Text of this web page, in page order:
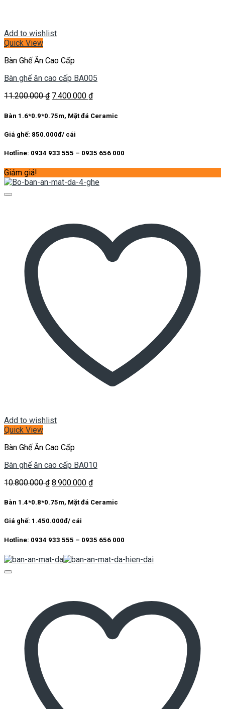
Add to wishlist
Quick View
Bàn Ghế Ăn Cao Cấp
Bàn ghế ăn cao cấp BA005
11.200.000₫ Giá
là:
7.400.000 ₫Giá
tại
Bàn 1.6*0.9*0.75m, Mặt đá Ceramic
Giá ghế: 850.000đ/ cái
Hotline: 0934 933 555 – 0935 656 000
Giảm giá!
Add to wishlist
Quick View
Bàn Ghế Ăn Cao Cấp
Bàn ghế ăn cao cấp BA010
10.800.000₫ Giá
là:
8.900.000 ₫Giá
tại
Bàn 1.4*0.8*0.75m, Mặt đá Ceramic
Giá ghế: 1.450.000đ/ cái
Hotline: 0934 933 555 – 0935 656 000